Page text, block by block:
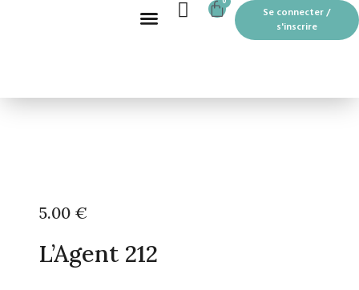
CART
Se connecter /
s'inscrire
5.00 €
L’Agent 212